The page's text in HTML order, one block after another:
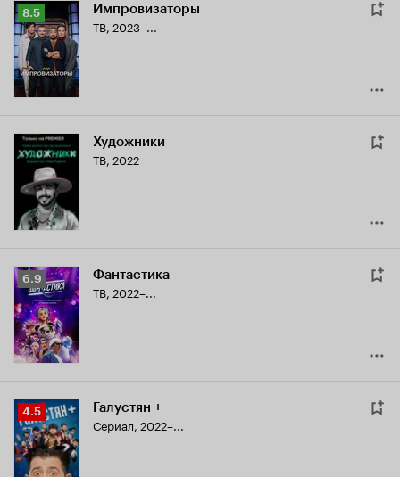
Рейтинг
Кинопоиска
8.5
8.5 Импровизаторы
ТВ, 2023–...
Художники
ТВ, 2022
Рейтинг
Кинопоиска
6.9
6.9 Фантастика
ТВ, 2022–...
Рейтинг
Кинопоиска
4.5
4.5 Галустян +
Сериал, 2022–...